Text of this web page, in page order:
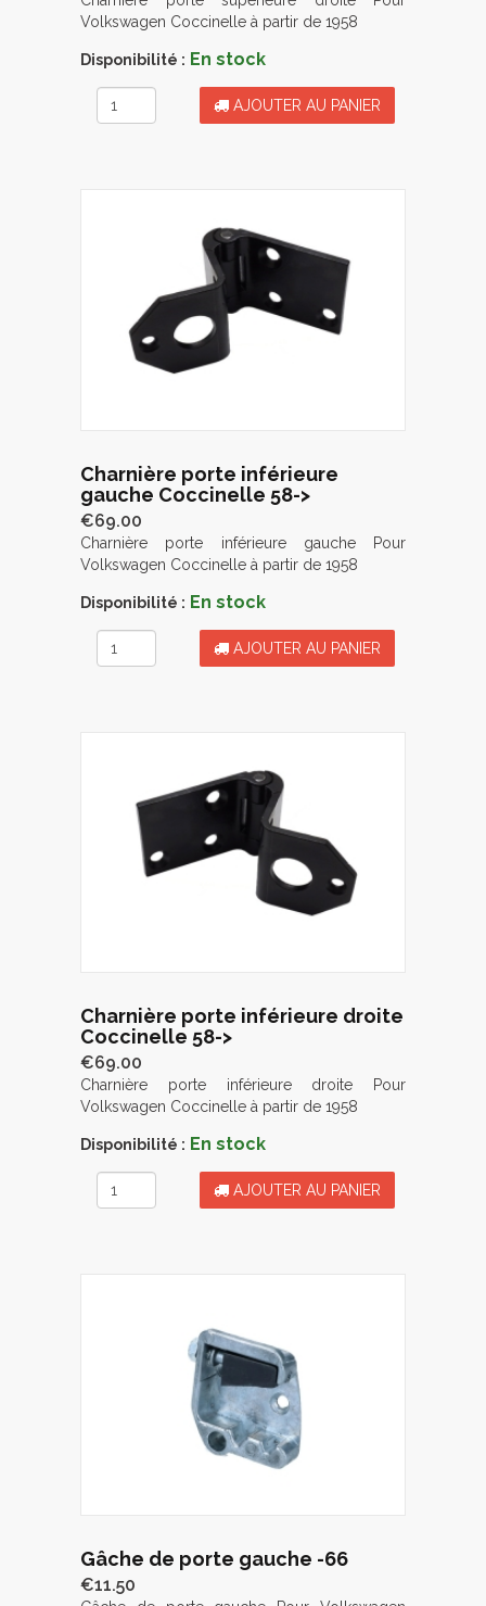
Volkswagen Coccinelle à partir de 1958
Disponibilité : En stock
AJOUTER AU PANIER
Charnière porte inférieure
gauche Coccinelle 58->
€69.00
Charnière porte inférieure gauche Pour
Volkswagen Coccinelle à partir de 1958
Disponibilité : En stock
AJOUTER AU PANIER
Charnière porte inférieure droite
Coccinelle 58->
€69.00
Charnière porte inférieure droite Pour
Volkswagen Coccinelle à partir de 1958
Disponibilité : En stock
AJOUTER AU PANIER
Gâche de porte gauche -66
€11.50